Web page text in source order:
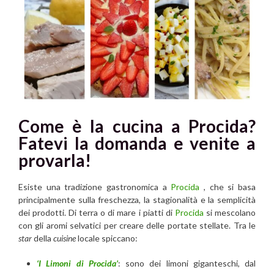
Come è la cucina a Procida?
Fatevi la domanda e venite a
provarla!
Esiste una tradizione gastronomica a Procida , che si basa
principalmente sulla freschezza, la stagionalità e la semplicità
dei prodotti. Di terra o di mare i piatti di Procida si mescolano
con gli aromi selvatici per creare delle portate stellate. Tra le
stardella cuisinelocale spiccano:
‘I Limoni di Procida’: sono dei limoni giganteschi, dal